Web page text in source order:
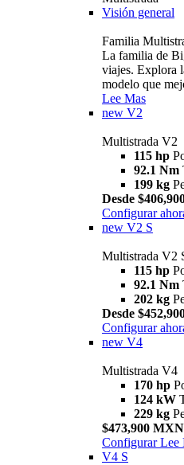
Visión general
Familia
La familia de
viajes. Explora
modelo que
Lee Mas
new V2
Multistrada V2
115 hp
92.1 Nm
199 kg
Desde
Configurar
new V2 S
Multistrada V2
115 hp
92.1 Nm
202 kg
Desde
Configurar
new V4
Multistrada V4
170 hp
124 kW
229 kg
$473,900 MXN
Configurar Lee
V4 S